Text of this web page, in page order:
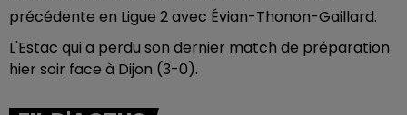
précédente en Ligue 2 avec Évian-Thonon-Gaillard.
L'Estac qui a perdu son dernier match de préparation
hier soir face à Dijon (3-0).